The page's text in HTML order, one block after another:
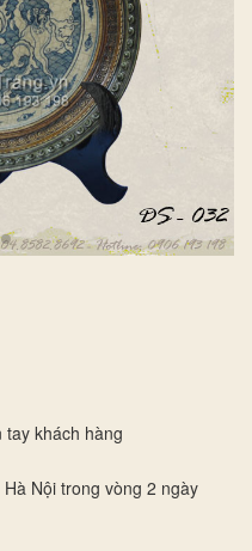
khách hàng
Nội trong vòng 2 ngày